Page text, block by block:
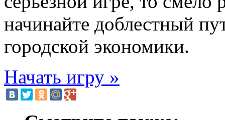
начинайте доблестный
городской экономики.
Начать игру »